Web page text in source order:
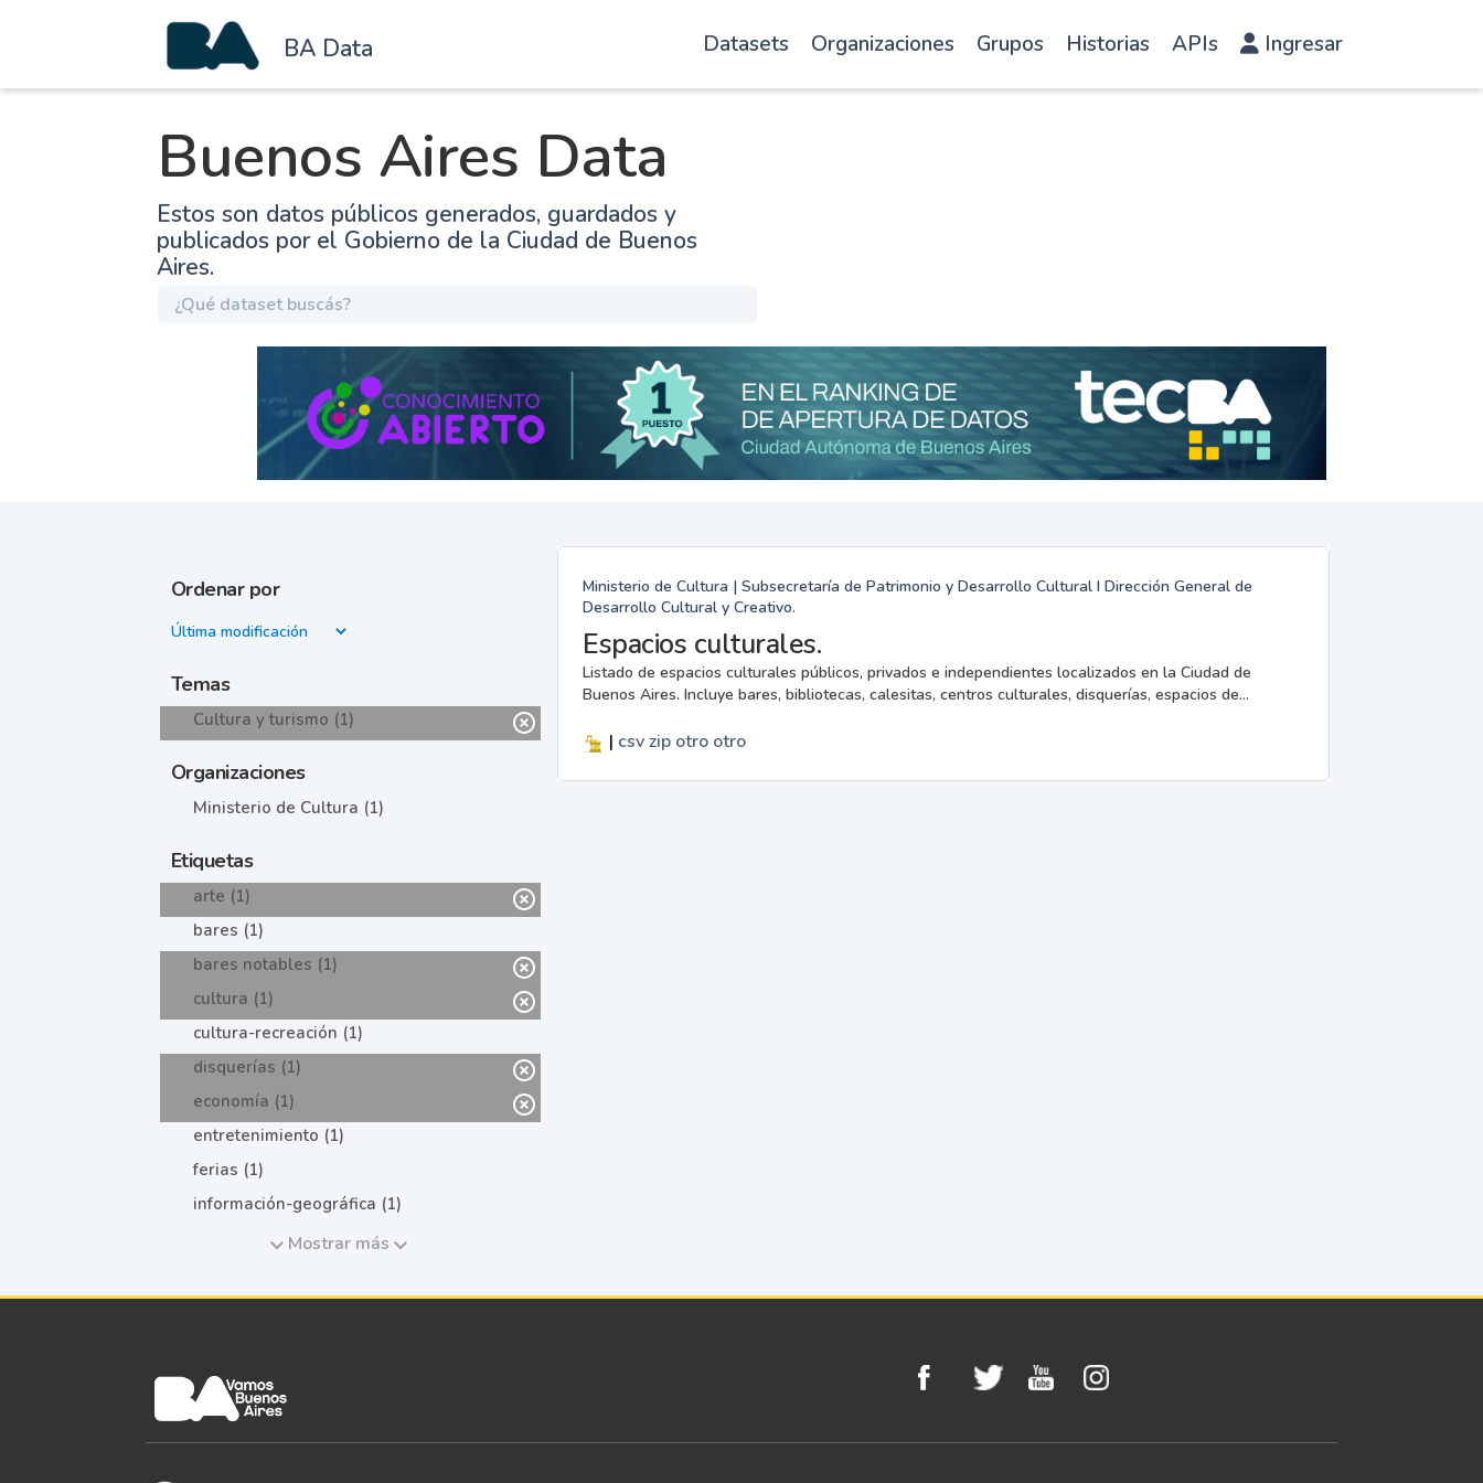
BA Data Datasets Organizaciones Grupos Historias APIs Ingresar
Buenos Aires Data
Estos son datos públicos generados, guardados y
publicados por el Gobierno de la Ciudad de Buenos
Aires.
Ordenar por
Temas
Cultura y turismo (1)
Organizaciones
Ministerio de Cultura (1)
Etiquetas
arte (1)
bares (1)
bares notables (1)
cultura (1)
cultura-recreación (1)
disquerías (1)
economía (1)
entretenimiento (1)
ferias (1)
información-geográfica (1)
Mostrar más
Ministerio de Cultura | Subsecretaría de Patrimonio y Desarrollo Cultural I Dirección General de
Desarrollo Cultural y Creativo.
Espacios culturales.
Listado de espacios culturales públicos, privados e independientes localizados en la Ciudad de
Buenos Aires. Incluye bares, bibliotecas, calesitas, centros culturales, disquerías, espacios de...
| csvzip otro otro